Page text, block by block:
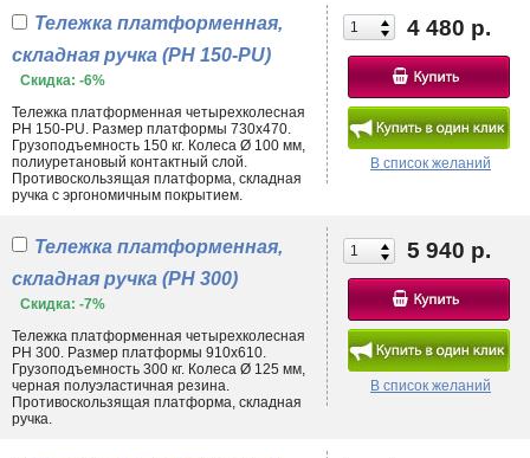
• типографиях, офисных и гостиничных комплексах;
• медицине, мебельном производстве.
Поворотная платформенная тележка обеспечивает удобство
маневрирования, а при условии наличия колес большого диаметра –
преодоления различного рода препятствий. Металлические детали,
как, например, вмодели ТП 1, покрываются полимерно-порошковой
краской. Наличие защитного слоя повышает устойчивость к коррозии,
позволяет эксплуатировать технику на улице, в помещениях с
повышенной влажностью.
На нашем сайте Вы можете купить платформенные тележки РН, ПЛ и
других серий со складными, стационарными, съемными ручками.
Грузоподъемность составляет 150-500 кг, стоимость большинства
моделей не превышает 6 тыс. рублей.
4 480 р.
В список желаний
Тележка платформенная,
складная ручка (PH 150-PU)
Скидка: -6%
Тележка платформенная четырехколесная
PH 150-PU. Размер платформы 730х470.
Грузоподъемность 150 кг. Колеса Ø 100 мм,
полиуретановый контактный слой.
Противоскользящая платформа, складная
ручка с эргономичным покрытием.
5 940 р.
В список желаний
Тележка платформенная,
складная ручка (PH 300)
Скидка: -7%
Тележка платформенная четырехколесная
PH 300. Размер платформы 910х610.
Грузоподъемность 300 кг. Колеса Ø 125 мм,
черная полуэластичная резина.
Противоскользящая платформа, складная
ручка.